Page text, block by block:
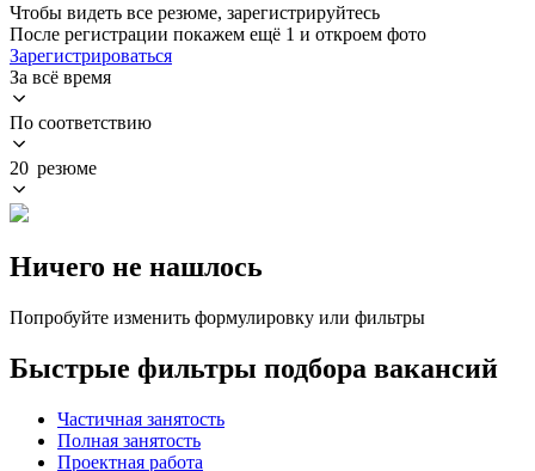
Чтобы видеть все резюме, зарегистрируйтесь
После регистрации покажем ещё 1 и откроем фото
Зарегистрироваться
За всё время
По соответствию
20 резюме
Ничего не нашлось
Попробуйте изменить формулировку или фильтры
Быстрые фильтры подбора вакансий
Частичная занятость
Полная занятость
Проектная работа